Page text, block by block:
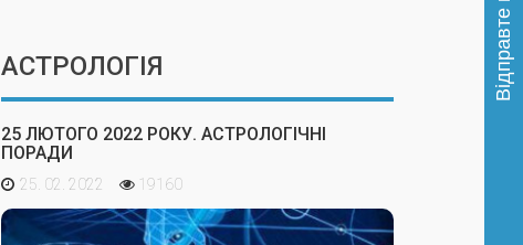
АСТРОЛОГІЯ
25 ЛЮТОГО 2022 РОКУ. АСТРОЛОГІЧНІ
ПОРАДИ
25. 02. 2022 19160